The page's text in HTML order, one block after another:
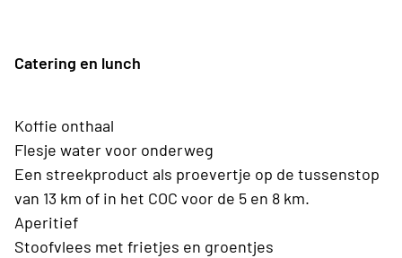
Catering en lunch
Koffie onthaal
Flesje water voor onderweg
Een streekproduct als proevertje op de tussenstop
van 13 km of in het COC voor de 5 en 8 km.
Aperitief
Stoofvlees met frietjes en groentjes